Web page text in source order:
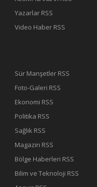
Yazarlar RSS
Video Haber RSS
Sür Manşetler RSS
Foto-Galeri RSS
Ekonomi RSS
Politika RSS
Sağlık RSS
Magazin RSS
Bölge Haberleri RSS
Bilim ve Teknoloji RSS